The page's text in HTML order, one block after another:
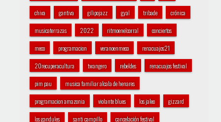
chiva gantiva gilipojazz gyal tribade crónica
musicaterrazas 2022 ritmoenelcorral conciertos
meco programacion veranoenmeco renacuajos21
20recuperacultura twangero rebeldes renacuajos festival
pim pau musica familiar alcala de henares
programacion amazonia violante blues los jaleo gizzard
los gandules santi campillo cancelación festival